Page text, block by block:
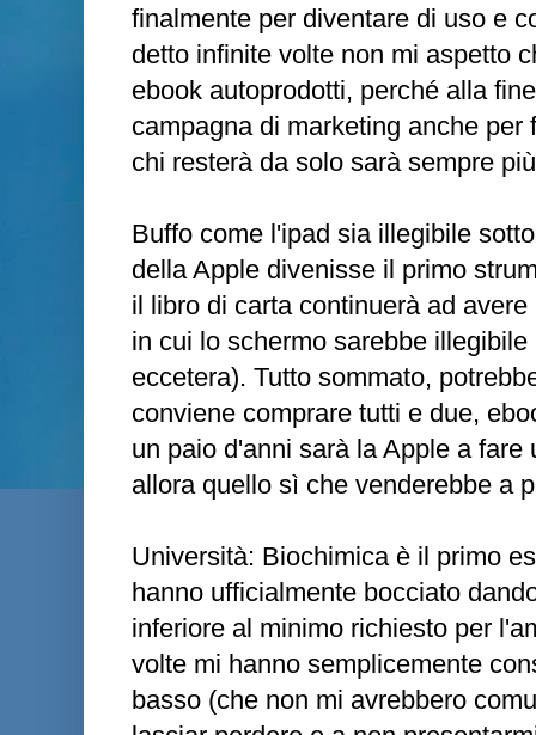
finalmente per diventare di uso e
detto infinite volte non mi aspetto
ebook autoprodotti, perché alla
campagna di marketing anche
chi resterà da solo sarà sempre
Buffo come l'ipad sia illegibile
della Apple divenisse il primo
il libro di carta continuerà ad
in cui lo schermo sarebbe
eccetera). Tutto sommato,
conviene comprare tutti e due,
un paio d'anni sarà la Apple a
allora quello sì che venderebbe a
Università: Biochimica è il primo
hanno ufficialmente bocciato
inferiore al minimo richiesto per
volte mi hanno semplicemente
basso (che non mi avrebbero